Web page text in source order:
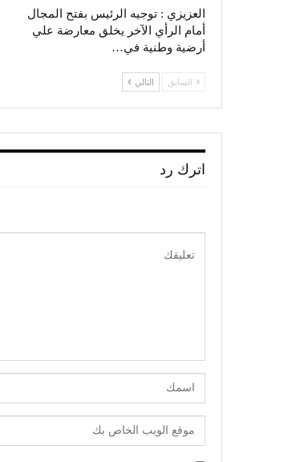
العزيزي : توجيه الرئيس بفتح المجال
أمام الرأي الآخر يخلق معارضة علي
أرضية وطنية في…
السابق التالي
اترك رد